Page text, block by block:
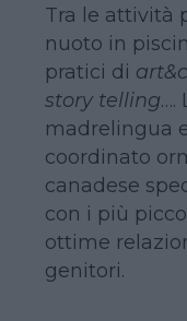
Tra le attività
nuoto in
pratici di
story telling….
madrelingua
coordinato
canadese
con i più
ottime
genitori.